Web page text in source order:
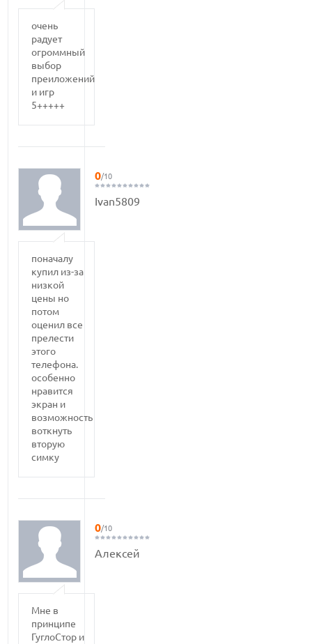
очень
радует
огроммный
выбор
преиложений
и игр
5+++++
0/10
Ivan5809
поначалу
купил из-за
низкой
цены но
потом
оценил все
прелести
этого
телефона.
особенно
нравится
экран и
возможность
воткнуть
вторую
симку
0/10
Алексей
Мне в
принципе
ГуглоСтор и